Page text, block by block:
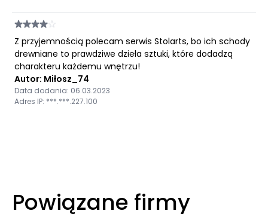
Z przyjemnością polecam serwis Stolarts, bo ich schody
drewniane to prawdziwe dzieła sztuki, które dodadzą
charakteru każdemu wnętrzu!
Autor: Miłosz_74
Data dodania: 06.03.2023
Adres IP: ***.***.227.100
Powiązane firmy